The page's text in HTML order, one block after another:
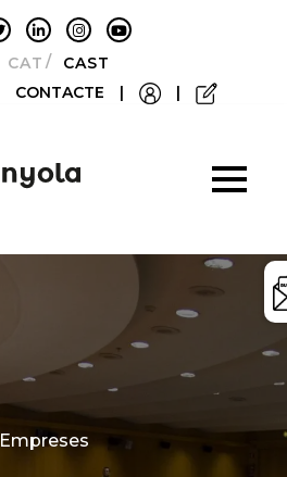
CATALÀCASTELLANO
CONTACTE | |
Categories
Empreses